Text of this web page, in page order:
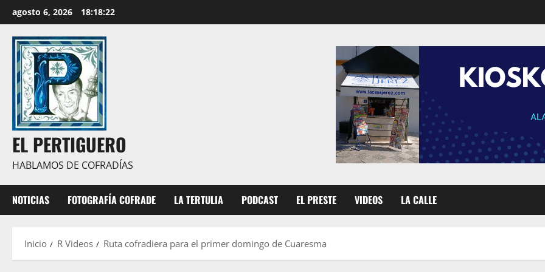
al
contenido
agosto 6, 2026 18:18:23
EL PERTIGUERO
HABLAMOS DE COFRADÍAS
NOTICIAS FOTOGRAFÍA COFRADE LA TERTULIA PODCAST EL PRESTE VIDEOS LA CALLE
Inicio R Videos Ruta cofradiera para el primer domingo de Cuaresma